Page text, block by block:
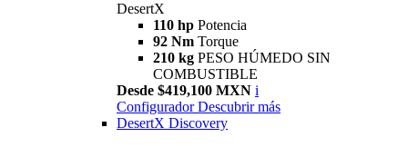
DesertX
110 hp Potencia
92 Nm Torque
210 kg PESO HÚMEDO SIN
COMBUSTIBLE
Desde $419,100 MXN i
Configurador Descubrir más
DesertX Discovery